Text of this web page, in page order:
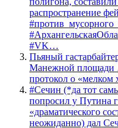
распространение
#VK…
Пьяный
Манежной площади
протокол о «мелком
#Сечин (*да тот
попросил у Путина
«драматического
неожиданно) дал